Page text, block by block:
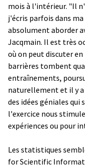
mois à l'intérieur. "Il
j'écris parfois dans
absolument aborder
Jacqmain. Il est très
où on peut discuter
barrières tombent
entraînements,
naturellement et il y
des idées géniales qui
l'exercice nous
expériences ou pour
Les statistiques
for Scientific